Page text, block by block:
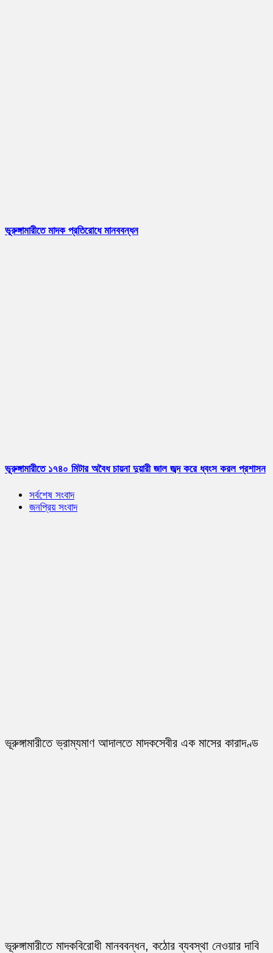
ভূরুঙ্গামারীতে মাদক প্রতিরোধে মানববন্ধন
ভূরুঙ্গামারীতে ১৭৪০ মিটার অবৈধ চায়না দুয়ারী জাল জব্দ করে ধ্বংস করল প্রশাসন
সর্বশেষ সংবাদ
জনপ্রিয় সংবাদ
ভূরুঙ্গামারীতে ভ্রাম্যমাণ আদালতে মাদকসেবীর এক মাসের কারাদণ্ড
ভূরুঙ্গামারীতে মাদকবিরোধী মানববন্ধন, কঠোর ব্যবস্থা নেওয়ার দাবি